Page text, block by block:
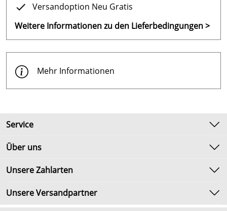
Versandoption Neu Gratis
Weitere Informationen zu den Lieferbedingungen >
Mehr Informationen
Service
Kontakt
Umtausch & Rückgabe
Lieferbedingungen
Über uns
Unsere Bestseller
Neu
Unsere Zahlarten
Unsere Versandpartner